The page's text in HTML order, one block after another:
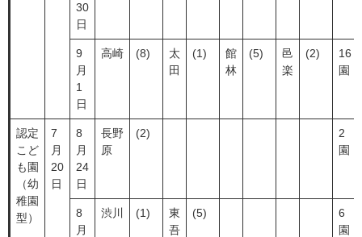
30
日
9
月
1
日
高崎 (8)
太
田
(1)
館
林
(5)
邑
楽
(2)
16
園
認定
こど
も園
（幼
稚園
型）
7
月
20
日
8
月
24
日
長野
原
(2)
2
園
8
月
渋川 (1)
東
吾
(5)
6
園